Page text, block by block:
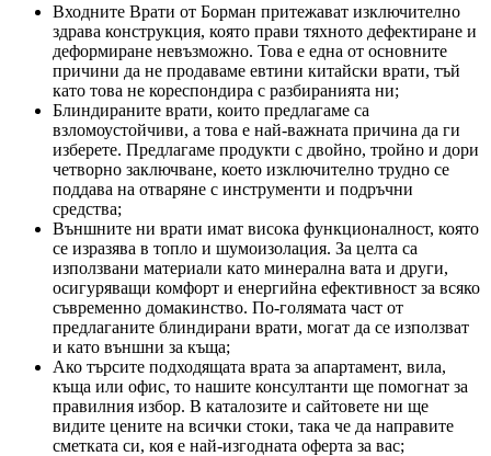
Входните Врати от Борман притежават изключително
здрава конструкция, която прави тяхното дефектиране и
деформиране невъзможно. Това е една от основните
причини да не продаваме евтини китайски врати, тъй
като това не кореспондира с разбиранията ни;
Блиндираните врати, които предлагаме са
взломоустойчиви, а това е най-важната причина да ги
изберете. Предлагаме продукти с двойно, тройно и дори
четворно заключване, което изключително трудно се
поддава на отваряне с инструменти и подръчни
средства;
Външните ни врати имат висока функционалност, която
се изразява в топло и шумоизолация. За целта са
използвани материали като минерална вата и други,
осигуряващи комфорт и енергийна ефективност за всяко
съвременно домакинство. По-голямата част от
предлаганите блиндирани врати, могат да се използват
и като външни за къща;
Ако търсите подходящата врата за апартамент, вила,
къща или офис, то нашите консултанти ще помогнат за
правилния избор. В каталозите и сайтовете ни ще
видите цените на всички стоки, така че да направите
сметката си, коя е най-изгодната оферта за вас;